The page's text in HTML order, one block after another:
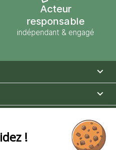
Acteur
responsable
indépendant & engagé


